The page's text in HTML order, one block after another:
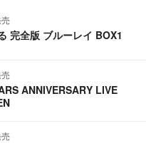
完全版 ブルーレイ BOX1
ANNIVERSARY LIVE